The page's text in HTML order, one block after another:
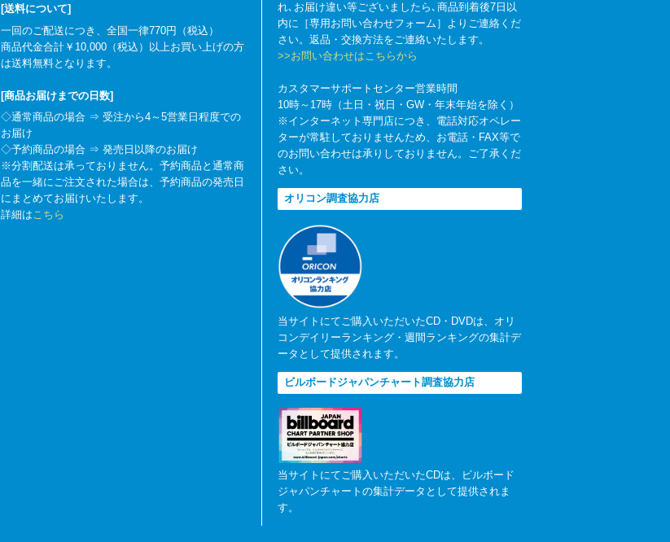
[送料について]
一回のご配送につき、全国一律770円（税込）
商品代金合計￥10,000（税込）以上お買い上げの方
は送料無料となります。
[商品お届けまでの日数]
◇通常商品の場合 ⇒ 受注から4～5営業日程度での
お届け
◇予約商品の場合 ⇒ 発売日以降のお届け
※分割配送は承っておりません。予約商品と通常商
品を一緒にご注文された場合は、予約商品の発売日
にまとめてお届けいたします。
詳細はこちら
れ､お届け違い等ございましたら､商品到着後7日以
内に［専用お問い合わせフォーム］よりご連絡くだ
さい。返品・交換方法をご連絡いたします。
>>お問い合わせはこちらから
カスタマーサポートセンター営業時間
10時～17時（土日・祝日・GW・年末年始を除く）
※インターネット専門店につき、電話対応オペレー
ターが常駐しておりませんため、お電話・FAX等で
のお問い合わせは承りしておりません。ご了承くだ
さい。
オリコン調査協力店
当サイトにてご購入いただいたCD・DVDは、オリ
コンデイリーランキング・週間ランキングの集計デ
ータとして提供されます。
ビルボードジャパンチャート調査協力店
当サイトにてご購入いただいたCDは、ビルボード
ジャパンチャートの集計データとして提供されま
す。